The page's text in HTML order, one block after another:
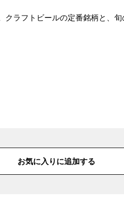
クラフトビールの定番銘柄と、
お気に入りに追加する